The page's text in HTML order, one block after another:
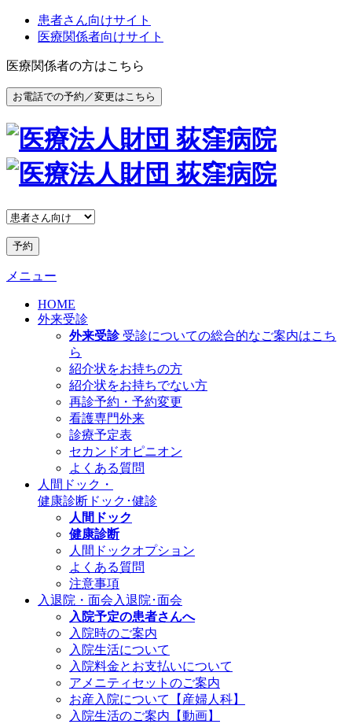
患者さん向けサイト
医療関係者向けサイト
医療関係者の方はこちら
お電話での予約／変更はこちら
予約
メニュー
HOME
外来受診
外来受診 受診についての総合的なご案内はこち
ら
紹介状をお持ちの方
紹介状をお持ちでない方
再診予約・予約変更
看護専門外来
診療予定表
セカンドオピニオン
よくある質問
人間ドック・
健康診断 ドック･健診
人間ドック
健康診断
人間ドックオプション
よくある質問
注意事項
入退院・面会 入退院･面会
入院予定の患者さんへ
入院時のご案内
入院生活について
入院料金とお支払いについて
アメニティセットのご案内
お産入院について【産婦人科】
入院生活のご案内【動画】